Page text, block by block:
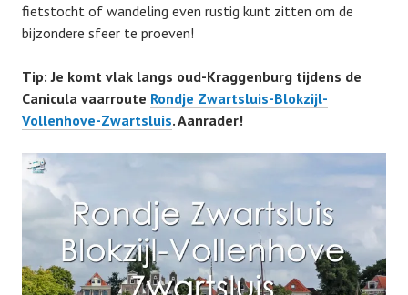
fietstocht of wandeling even rustig kunt zitten om de
bijzondere sfeer te proeven!
Tip: Je komt vlak langs oud-Kraggenburg tijdens de
Canicula vaarroute Rondje Zwartsluis-Blokzijl-
Vollenhove-Zwartsluis. Aanrader!